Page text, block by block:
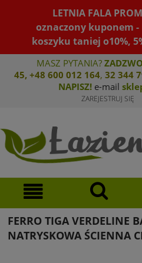
LETNIA FALA
oznaczony kuponem -
koszyku taniej o10%,
MASZ PYTANIA?
45, +48 600 012 164, 32 344
NAPISZ! e-mail
ZAREJESTRUJ SIĘ
FERRO TIGA VERDELINE
NATRYSKOWA ŚCIENNA